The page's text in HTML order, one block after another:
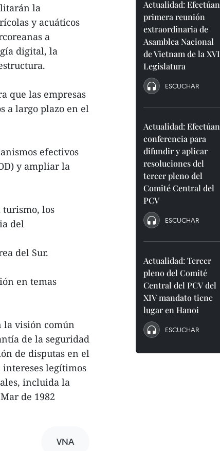
la
y acuáticos
a
digital, la
que las empresas
a largo plazo en el
efectivos
y ampliar la
turismo, los
del
del Sur.
en temas
la visión común
de la seguridad
de disputas en el
intereses legítimos
incluida la
de 1982
VNA
Actualidad: Efectúan
primera reunión
extraordinaria de
Asamblea Nacional
de Vietnam de la XVI
Legislatura
ESCUCHAR
Actualidad: Efectúan
conferencia para
difundir y aplicar
resoluciones del
tercer pleno del
Comité Central del
PCV
ESCUCHAR
Actualidad: Tercer
pleno del Comité
Central del PCV del
XIV mandato tiene
lugar en Hanoi
ESCUCHAR